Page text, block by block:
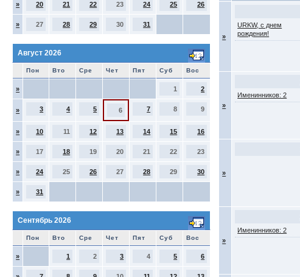
» 20 21 22 23 24 25 26
» 27 28 29 30 31
Август 2026
Пон Вто Сре Чет Пят Суб Вос
» 1 2
» 3 4 5 6 7 8 9
» 10 11 12 13 14 15 16
» 17 18 19 20 21 22 23
» 24 25 26 27 28 29 30
» 31
Сентябрь 2026
Пон Вто Сре Чет Пят Суб Вос
» 1 2 3 4 5 6
»
URKW, с днем
рождения!
»
Именинников: 2
»
»
Именинников: 2